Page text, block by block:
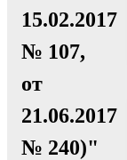
15.02.2017
№ 107,
от
21.06.2017
№ 240)"